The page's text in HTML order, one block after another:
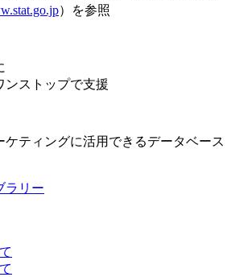
）を参照
ンストップで支援
ティングに活用できるデータベース